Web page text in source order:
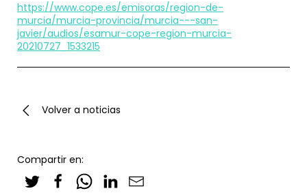
https://www.cope.es/emisoras/region-de-
murcia/murcia-provincia/murcia---san-
javier/audios/esamur-cope-region-murcia-
20210727_1533215
Volver a noticias
Compartir en: